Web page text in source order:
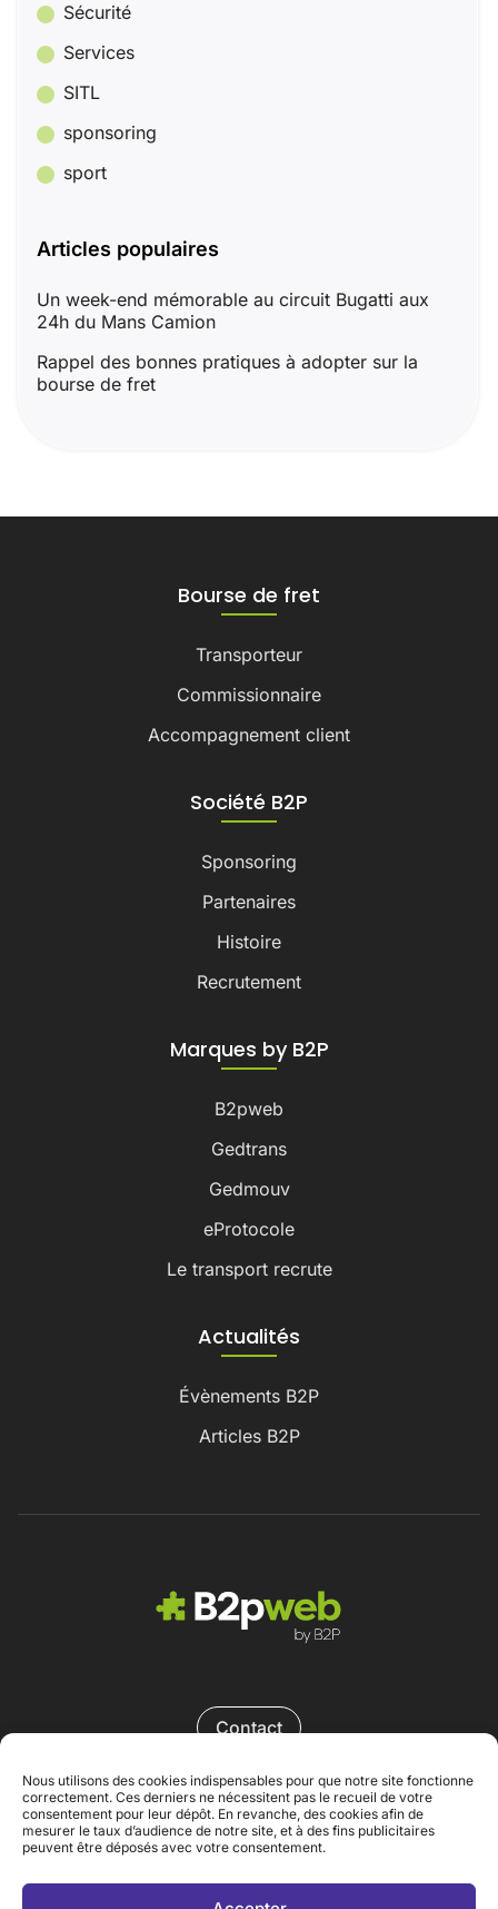
Nous utilisons des cookies indispensables pour que notre site fonctionne
correctement. Ces derniers ne nécessitent pas le recueil de votre
consentement pour leur dépôt. En revanche, des cookies afin de
mesurer le taux d’audience de notre site, et à des fins publicitaires
peuvent être déposés avec votre consentement.
Sécurité
Services
SITL
sponsoring
sport
Articles populaires
Un week-end mémorable au circuit Bugatti aux
24h du Mans Camion
Rappel des bonnes pratiques à adopter sur la
bourse de fret
Bourse de fret
Transporteur
Commissionnaire
Accompagnement client
Société B2P
Sponsoring
Partenaires
Histoire
Recrutement
Marques by B2P
B2pweb
Gedtrans
Gedmouv
eProtocole
Le transport recrute
Actualités
Évènements B2P
Articles B2P
Mentions légales
Contact